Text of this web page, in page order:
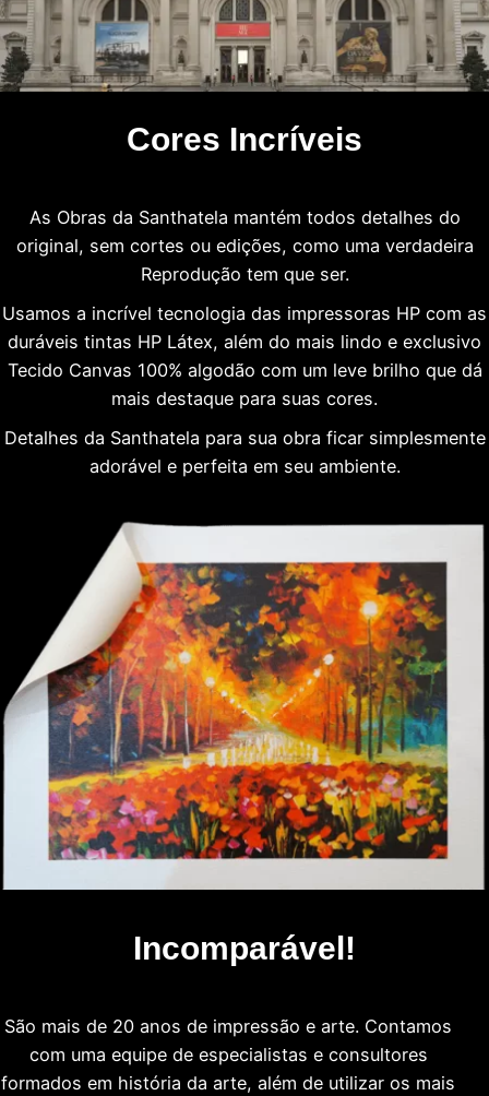
Cores Incríveis
As Obras da Santhatela mantém todos detalhes do
original, sem cortes ou edições, como uma verdadeira
Reprodução tem que ser.
Usamos a incrível tecnologia das impressoras HP com as
duráveis tintas HP Látex, além do mais lindo e exclusivo
Tecido Canvas 100% algodão com um leve brilho que dá
mais destaque para suas cores.
Detalhes da Santhatela para sua obra ficar simplesmente
adorável e perfeita em seu ambiente.
Incomparável!
São mais de 20 anos de impressão e arte. Contamos
com uma equipe de especialistas e consultores
formados em história da arte, além de utilizar os mais